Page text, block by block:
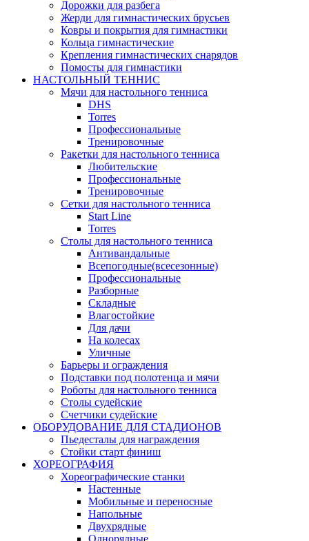
Дорожки для разбега
Жерди для гимнастических брусьев
Ковры и покрытия для гимнастики
Кольца гимнастические
Крепления гимнастических снарядов
Помосты для гимнастики
НАСТОЛЬНЫЙ ТЕННИС
Мячи для настольного тенниса
DHS
Torres
Профессиональные
Тренировочные
Ракетки для настольного тенниса
Любительские
Профессиональные
Тренировочные
Сетки для настольного тенниса
Start Line
Torres
Столы для настольного тенниса
Антивандальные
Всепогодные(всесезонные)
Профессиональные
Разборные
Складные
Влагостойкие
Для дачи
На колесах
Уличные
Барьеры и ограждения
Подставки под полотенца и мячи
Роботы для настольного тенниса
Столы судейские
Счетчики судейские
ОБОРУДОВАНИЕ ДЛЯ СТАДИОНОВ
Пьедесталы для награждения
Стойки старт финиш
ХОРЕОГРАФИЯ
Хореографические станки
Настенные
Мобильные и переносные
Напольные
Двухрядные
Однорядные